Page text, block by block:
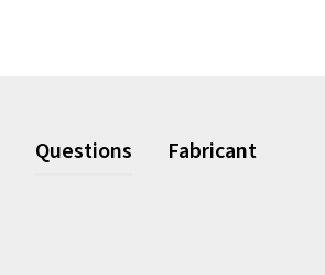
Questions Fabricant